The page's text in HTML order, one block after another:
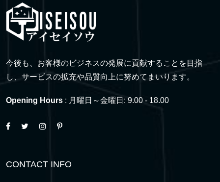
今後も、お客様のビジネスの発展に貢献することを目指
し、サービスの拡充や品質向上に努めてまいります。
Opening Hours : 月曜日～金曜日: 9.00 - 18.00
CONTACT INFO